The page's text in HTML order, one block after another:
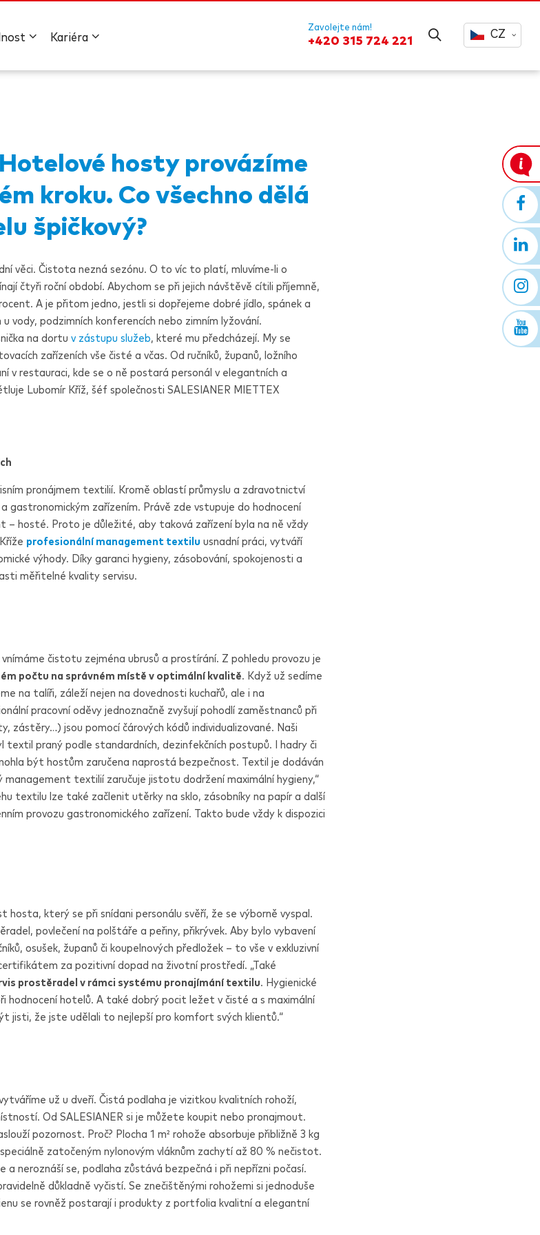
CZ
Zavolejte nám!
+420 315 724 221
Kariéra
hosty provázíme
kroku. Co všechno dělá
špičkový?
věci. Čistota nezná sezónu. O to víc to platí, mluvíme-li o
čtyři roční období. Abychom se při jejich návštěvě cítili příjemně,
A je přitom jedno, jestli si dopřejeme dobré jídlo, spánek a
vody, podzimních konferencích nebo zimním lyžování.
na dortu v zástupu služeb, které mu předcházejí. My se
zařízeních vše čisté a včas. Od ručníků, županů, ložního
v restauraci, kde se o ně postará personál v elegantních a
Lubomír Kříž, šéf společnosti SALESIANER MIETTEX
pronájmem textilií. Kromě oblastí průmyslu a zdravotnictví
gastronomickým zařízením. Právě zde vstupuje do hodnocení
– ​​hosté. Proto je důležité, aby taková zařízení byla na ně vždy
profesionální management textilu usnadní práci, vytváří
výhody. Díky garanci hygieny, zásobování, spokojenosti a
měřitelné kvality servisu.
čistotu zejména ubrusů a prostírání. Z pohledu provozu je
počtu na správném místě v optimální kvalitě. Když už sedíme
na talíři, záleží nejen na dovednosti kuchařů, ale i na
pracovní oděvy jednoznačně zvyšují pohodlí zaměstnanců při
zástěry…) jsou pomocí čárových kódů individualizované. Naši
textil praný podle standardních, dezinfekčních postupů. I hadry či
být hostům zaručena naprostá bezpečnost. Textil je dodáván
management textilií zaručuje jistotu dodržení maximální hygieny,“
textilu lze také začlenit utěrky na sklo, zásobníky na papír a další
provozu gastronomického zařízení. Takto bude vždy k dispozici
hosta, který se při snídani personálu svěří, že se výborně vyspal.
povlečení na polštáře a peřiny, přikrývek. Aby bylo vybavení
osušek, županů či koupelnových předložek – to vše v exkluzivní
za pozitivní dopad na životní prostředí. „Také
prostěradel v rámci systému pronajímání textilu. Hygienické
hodnocení hotelů. A také dobrý pocit ležet v čisté a s maximální
jisti, že jste udělali to nejlepší pro komfort svých klientů.“
už u dveří. Čistá podlaha je vizitkou kvalitních rohoží,
Od SALESIANER si je můžete koupit nebo pronajmout.
pozornost. Proč? Plocha 1 m² rohože absorbuje přibližně 3 kg
zatočeným nylonovým vláknům zachytí až 80 % nečistot.
a neroznáší se, podlaha zůstává bezpečná i při nepřízni počasí.
důkladně vyčistí. Se znečištěnými rohožemi si jednoduše
se rovněž postarají i produkty z portfolia kvalitní a elegantní